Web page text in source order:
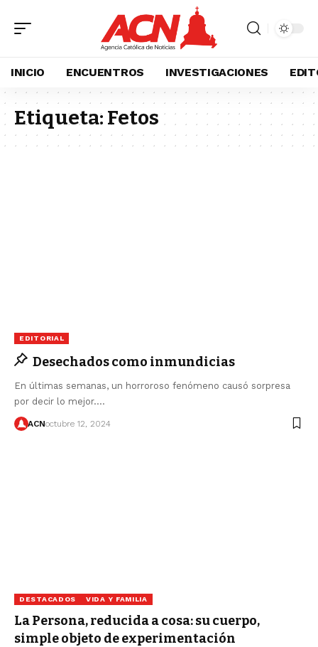
INICIO ENCUENTROS INVESTIGACIONES
Etiqueta: Fetos
EDITORIAL
Desechados como inmundicias
En últimas semanas, un horroroso fenómeno causó sorpresa
por decir lo mejor.…
ACNoctubre 12, 2024
DESTACADOS VIDA Y FAMILIA
La Persona, reducida a cosa: su cuerpo,
simple objeto de experimentación